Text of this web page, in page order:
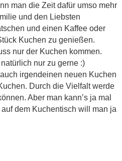
man die Zeit dafür umso mehr
und den Liebsten
und einen Kaffee oder
Kuchen zu genießen.
nur der Kuchen kommen.
nur zu gerne :)
irgendeinen neuen Kuchen
Durch die Vielfalt werde
Aber man kann’s ja mal
dem Kuchentisch will man ja